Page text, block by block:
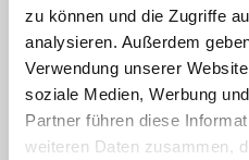
zu können und die Zugriffe
analysieren. Außerdem
Verwendung unserer
soziale Medien, Werbung
Partner führen diese
weiteren Daten zusammen,
Der Theaterautor
selbst Schüler am
Werkstatt des
nach dem Skandal